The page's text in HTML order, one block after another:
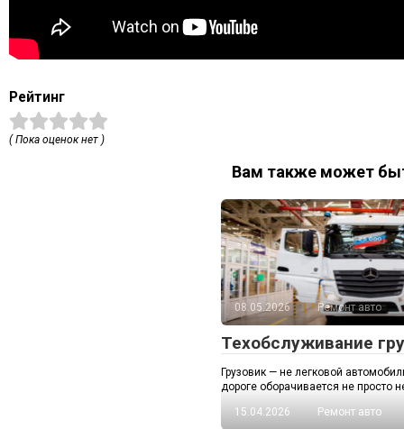
Рейтинг
( Пока оценок нет )
Вам также может
08.05.2026 Ремонт авто
Техобслуживание
Грузовик — не легковой
дороге оборачивается не просто
15.04.2026
Ремонт авто